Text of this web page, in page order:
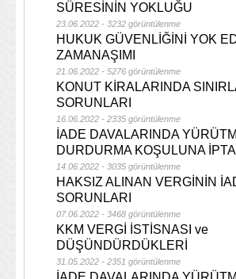
SÜRESİNİN YOKLUĞU
23.06.2022 - 3232 görüntülenme
HUKUK GÜVENLİĞİNİ YOK
ZAMANAŞIMI
21.06.2022 - 5276 görüntülenme
KONUT KİRALARINDA
SORUNLARI
16.06.2022 - 2335 görüntülenme
İADE DAVALARINDA
DURDURMA KOŞULUNA
14.06.2022 - 3035 görüntülenme
HAKSIZ ALINAN VERGİNİN
SORUNLARI
07.06.2022 - 3468 görüntülenme
KKM VERGİ İSTİSNASI ve
DÜŞÜNDÜRDÜKLERİ
31.05.2022 - 2351 görüntülenme